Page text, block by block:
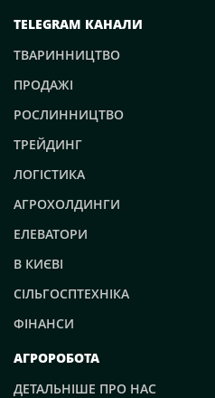
TELEGRAM КАНАЛИ
ТВАРИННИЦТВО
ПРОДАЖІ
РОСЛИННИЦТВО
ТРЕЙДИНГ
ЛОГІСТИКА
АГРОХОЛДИНГИ
ЕЛЕВАТОРИ
В КИЄВІ
СІЛЬГОСПТЕХНІКА
ФІНАНСИ
АГРОРОБОТА
ДЕТАЛЬНІШЕ ПРО НАС